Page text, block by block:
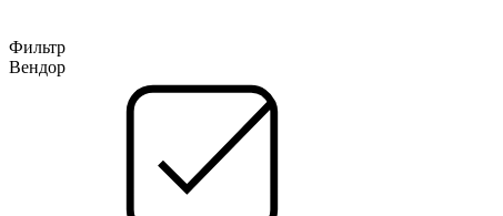
Фильтр
Вендор